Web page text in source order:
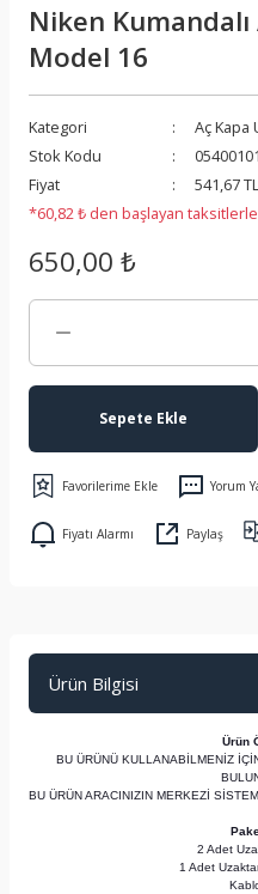
Niken
Model 16
Kategori
Aç Kapa
Stok Kodu
Fiyat
541,67
*60,82 ₺ den başlayan
650,00 ₺
Sepete Ekle
Yorum
Fiyatı Alarmı Paylaş
Ürün Bilgisi
Ürün
BU ÜRÜNÜ KULLANABİLMENİZ
BU ÜRÜN ARACINIZIN MERKEZİ
2 Adet
1 Adet